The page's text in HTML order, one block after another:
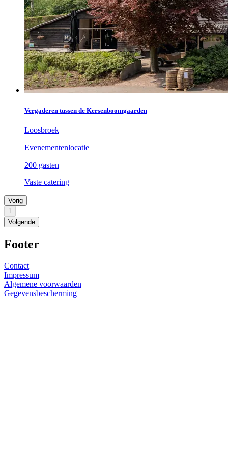
Vergaderen tussen de Kersenboomgaarden
Loosbroek
Evenementenlocatie
200 gasten
Vaste catering
Vorig
1
Volgende
Footer
Contact
Impressum
Algemene voorwaarden
Gegevensbescherming